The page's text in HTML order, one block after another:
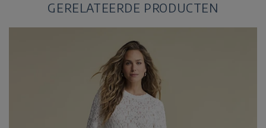
GERELATEERDE PRODUCTEN